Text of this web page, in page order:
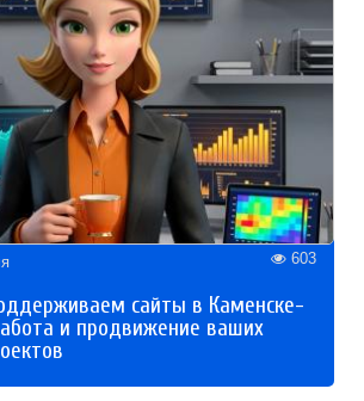
603
сайты в Каменске-
и продвижение ваших